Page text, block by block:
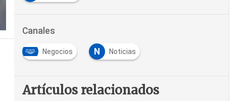
Canales
Negocios N Noticias
Artículos relacionados